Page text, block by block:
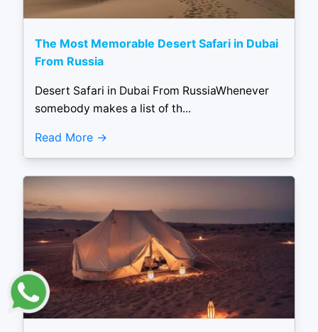
The Most Memorable Desert Safari in Dubai
From Russia
Desert Safari in Dubai From RussiaWhenever
somebody makes a list of th...
Read More